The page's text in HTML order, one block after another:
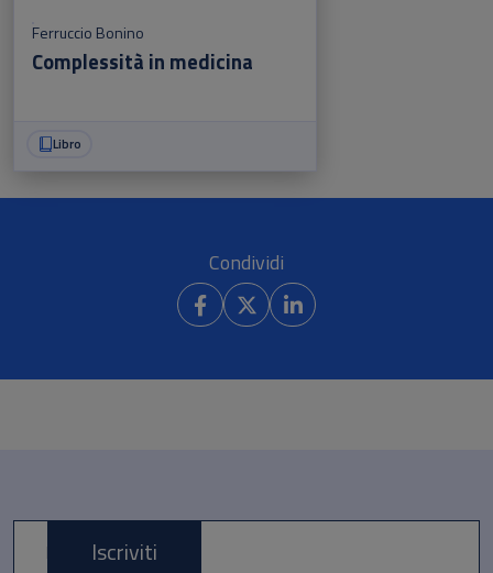
Ferruccio Bonino
Complessità in medicina
Libro
Condividi
E-mail *Iscriviti